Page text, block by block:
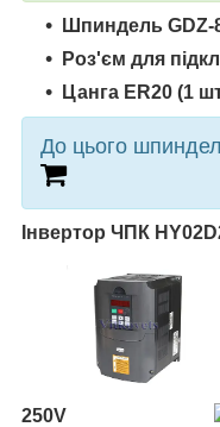
Шпиндель GDZ-
Роз'єм для
Цанга ER20 (1
До цього
Інвертор ЧПК
250V